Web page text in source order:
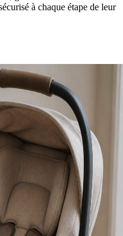
à chaque étape de leur